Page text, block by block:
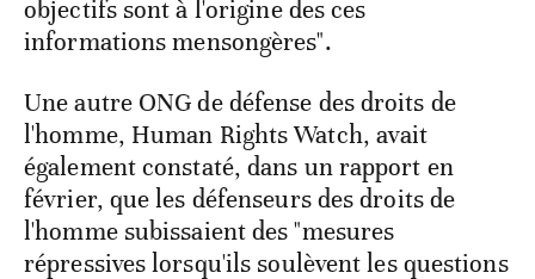
objectifs sont à l'origine des ces
informations mensongères".
Une autre ONG de défense des droits de
l'homme, Human Rights Watch, avait
également constaté, dans un rapport en
février, que les défenseurs des droits de
l'homme subissaient des "mesures
répressives lorsqu'ils soulèvent les questions